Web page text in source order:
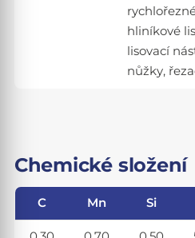
hliníkové
lisovací
nůžky,
Chemické složení
C Mn Si